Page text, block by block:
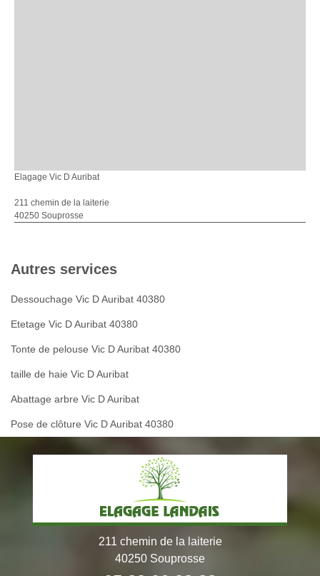
Elagage Vic D Auribat
211 chemin de la laiterie
40250 Souprosse
Autres services
Dessouchage Vic D Auribat 40380
Etetage Vic D Auribat 40380
Tonte de pelouse Vic D Auribat 40380
taille de haie Vic D Auribat
Abattage arbre Vic D Auribat
Pose de clôture Vic D Auribat 40380
211 chemin de la laiterie
40250 Souprosse